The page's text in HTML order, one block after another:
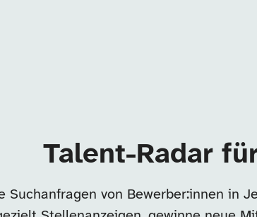
Talent-Radar
von Bewerber:innen in